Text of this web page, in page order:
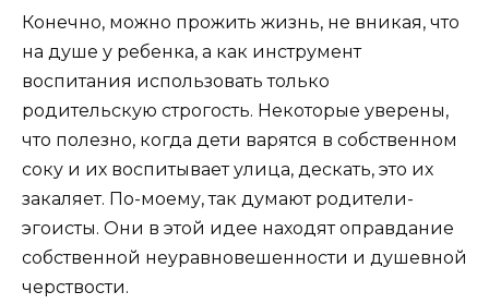
Конечно, можно прожить жизнь, не вникая, что
на душе у ребенка, а как инструмент
воспитания использовать только
родительскую строгость. Некоторые уверены,
что полезно, когда дети варятся в собственном
соку и их воспитывает улица, дескать, это их
закаляет. По-моему, так думают родители-
эгоисты. Они в этой идее находят оправдание
собственной неуравновешенности и душевной
черствости.